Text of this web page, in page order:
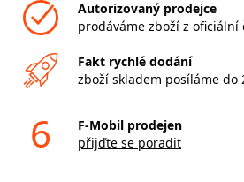
Autorizovaný prodejce
prodáváme zboží z
Fakt rychlé dodání
zboží skladem posíláme do
6
F-Mobil prodejen
přijďte se poradit